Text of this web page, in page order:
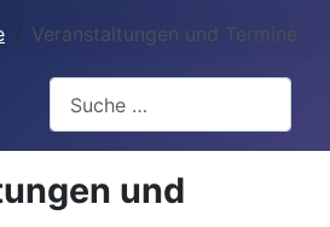
Veranstaltungen und Termine
und